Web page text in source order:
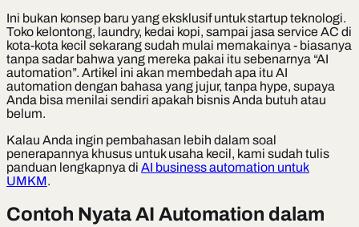
Ini bukan konsep baru yang eksklusif untuk startup teknologi.
Toko kelontong, laundry, kedai kopi, sampai jasa service AC di
kota-kota kecil sekarang sudah mulai memakainya - biasanya
tanpa sadar bahwa yang mereka pakai itu sebenarnya “AI
automation”. Artikel ini akan membedah apa itu AI
automation dengan bahasa yang jujur, tanpa hype, supaya
Anda bisa menilai sendiri apakah bisnis Anda butuh atau
belum.
Kalau Anda ingin pembahasan lebih dalam soal
penerapannya khusus untuk usaha kecil, kami sudah tulis
panduan lengkapnya di AI business automation untuk
UMKM.
Contoh Nyata AI Automation dalam